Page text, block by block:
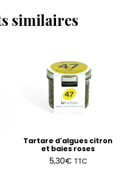
similaires
Tartare d'algues citron
et baies roses
5,30€ TTC